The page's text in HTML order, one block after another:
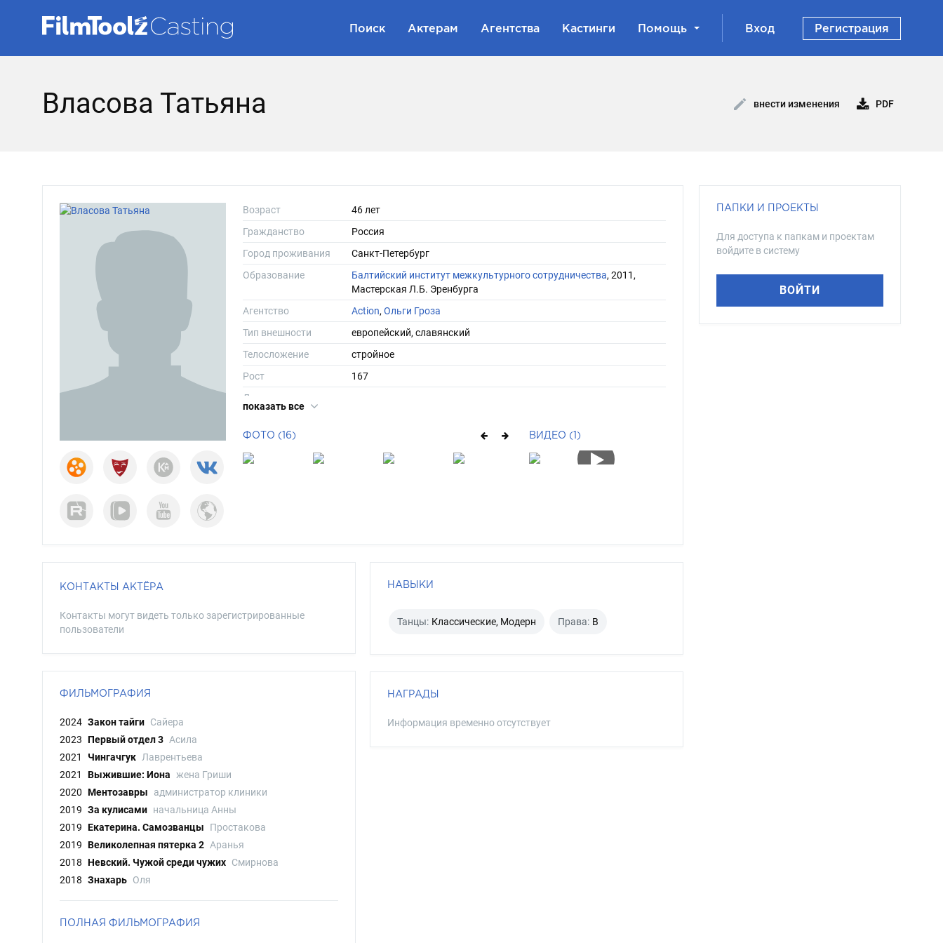
Поиск Актерам Агентства Кастинги Помощь Вход Регистрация
Власова Татьяна внести изменения PDF
Возраст
46 лет
Гражданство
Россия
Город проживания
Санкт-Петербург
Образование
Балтийский институт межкультурного сотрудничества, 2011,
Мастерская Л.Б. Эренбурга
Агентство
Action, Ольги Гроза
Тип внешности
европейский, славянский
Телосложение
стройное
Рост
167
Длина волос
Цвет глаз
показать все
ФОТО (16) ВИДЕО (1)
КОНТАКТЫ АКТЁРА
Контакты могут видеть только зарегистрированные
пользователи
ФИЛЬМОГРАФИЯ
2024 Закон тайги Сайера
2023
Первый отдел 3 Асила
2021
Чингачгук Лаврентьева
2021
Выжившие: Иона жена Гриши
2020 Ментозавры
администратор клиники
2019 За кулисами начальница Анны
2019 Екатерина. Самозванцы
Простакова
2019 Великолепная пятерка 2 Аранья
2018 Невский. Чужой среди чужих Смирнова
2018 Знахарь Оля
ПОЛНАЯ ФИЛЬМОГРАФИЯ
НАВЫКИ
Танцы: Классические, Модерн Права: B
НАГРАДЫ
Информация временно отсутствует
ПАПКИ И ПРОЕКТЫ
Для доступа к папкам и проектам
войдите в систему
ВОЙТИ